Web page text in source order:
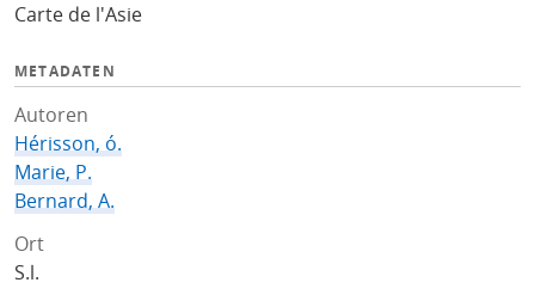
fCarte de l'Asie
METADATEN
Autoren
Hérisson, ó.
Marie, P.
Bernard, A.
Ort
S.l.